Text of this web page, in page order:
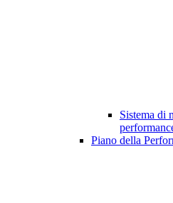
Sistema di
Piano della